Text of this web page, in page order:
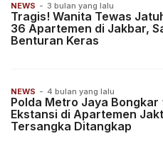
NEWS - 3 bulan yang lalu
Tragis! Wanita Tewas
36 Apartemen di Jakbar,
Benturan Keras
NEWS - 4 bulan yang lalu
Polda Metro Jaya Bongkar
Ekstansi di Apartemen
Tersangka Ditangkap